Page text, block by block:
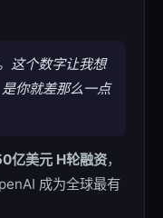
这个数字让我想
你就差那么一点
亿美元 H轮融资，
成为全球最有